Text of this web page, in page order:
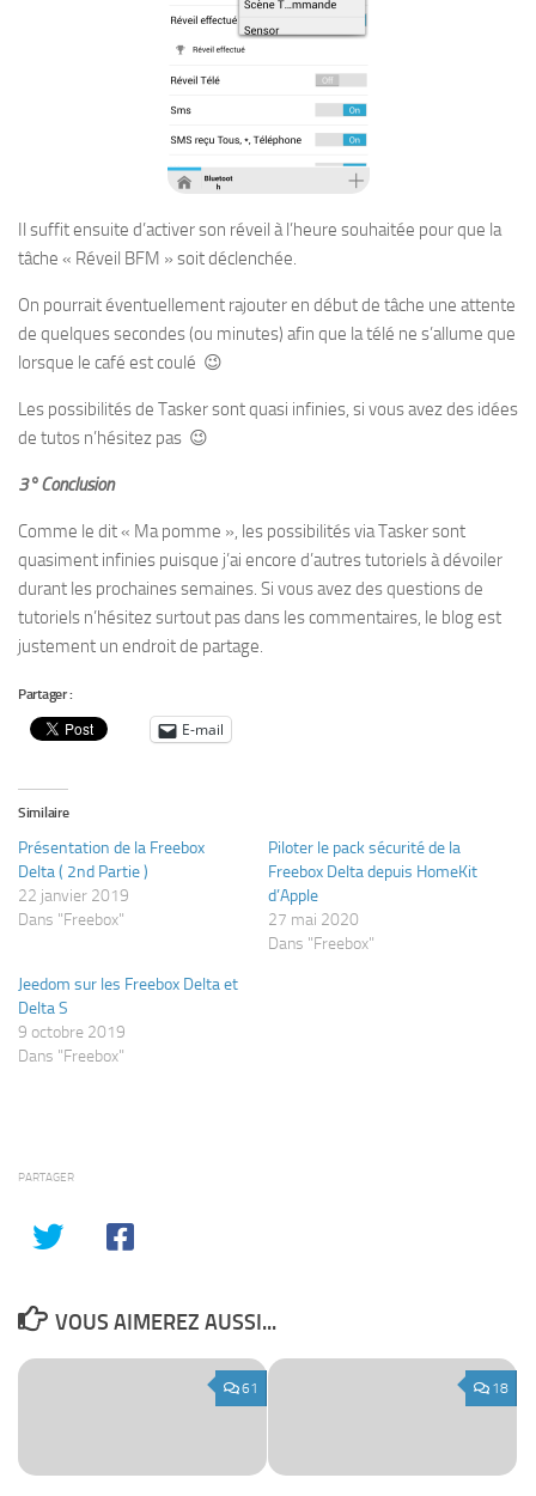
Il suffit ensuite d’activer son réveil à l’heure souhaitée pour que la
tâche « Réveil BFM » soit déclenchée.
On pourrait éventuellement rajouter en début de tâche une attente
de quelques secondes (ou minutes) afin que la télé ne s’allume que
lorsque le café est coulé 😉
Les possibilités de Tasker sont quasi infinies, si vous avez des idées
de tutos n’hésitez pas 😉
3° Conclusion
Comme le dit « Ma pomme », les possibilités via Tasker sont
quasiment infinies puisque j’ai encore d’autres tutoriels à dévoiler
durant les prochaines semaines. Si vous avez des questions de
tutoriels n’hésitez surtout pas dans les commentaires, le blog est
justement un endroit de partage.
Partager :
E-mail
Similaire
Présentation de la Freebox
Delta ( 2nd Partie )
22 janvier 2019
Dans "Freebox"
Piloter le pack sécurité de la
Freebox Delta depuis HomeKit
d’Apple
27 mai 2020
Dans "Freebox"
Jeedom sur les Freebox Delta et
Delta S
9 octobre 2019
Dans "Freebox"
PARTAGER
VOUS AIMEREZ AUSSI...
61 18